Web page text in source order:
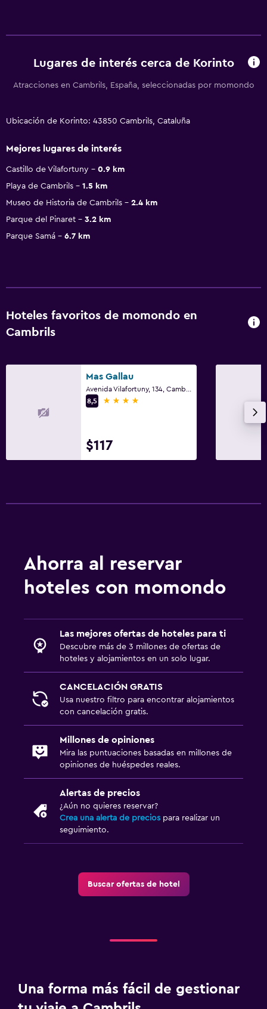
Lugares de interés cerca de Korinto
Atracciones en Cambrils, España, seleccionadas por momondo
Ubicación de Korinto: 43850 Cambrils, Cataluña
Mejores lugares de interés
Castillo de Vilafortuny
0.9 km
Playa de Cambrils
1.5 km
Museo de Historia de Cambrils
2.4 km
Parque del Pinaret
3.2 km
Parque Samá
6.7 km
Hoteles favoritos de momondo en
Cambrils
Mas Gallau
8,5
4 estrellas
$117
Ahorra al reservar
hoteles con momondo
Las mejores ofertas de hoteles para ti
Descubre más de 3 millones de ofertas de
hoteles y alojamientos en un solo lugar.
CANCELACIÓN GRATIS
Usa nuestro filtro para encontrar alojamientos
con cancelación gratis.
Millones de opiniones
Mira las puntuaciones basadas en millones de
opiniones de huéspedes reales.
Alertas de precios
¿Aún no quieres reservar?
Crea una alerta de precios para realizar un
seguimiento.
Buscar ofertas de hotel
Una forma más fácil de gestionar